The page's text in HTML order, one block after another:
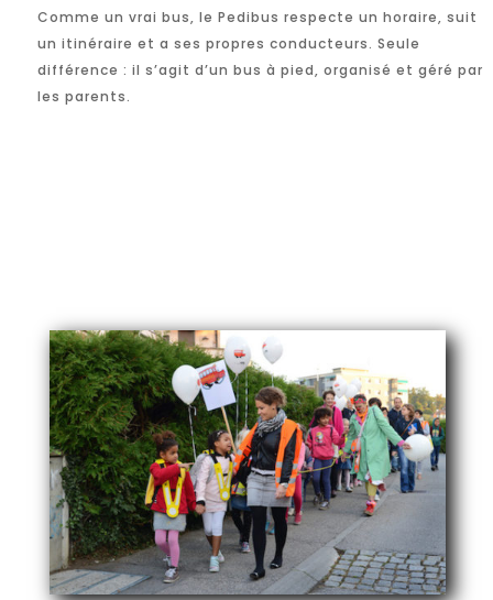
Comme un vrai bus, le Pedibus respecte un horaire, suit
un itinéraire et a ses propres conducteurs. Seule
différence : il s’agit d’un bus à pied, organisé et géré par
les parents.